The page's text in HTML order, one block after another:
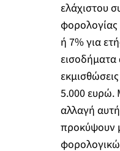
ελάχιστου
ή 7% για
5.000 ευρώ.
αλλαγή
προκύψουν